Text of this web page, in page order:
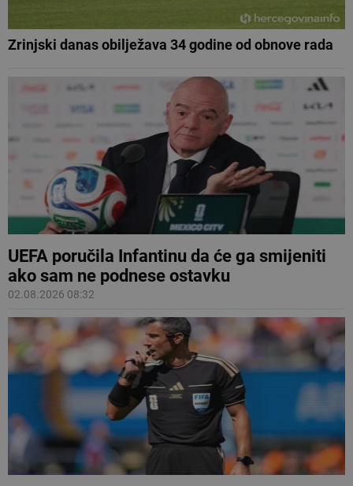
Zrinjski danas obilježava 34 godine od obnove rada
UEFA poručila Infantinu da će ga smijeniti
ako sam ne podnese ostavku
02.08.2026 08:32